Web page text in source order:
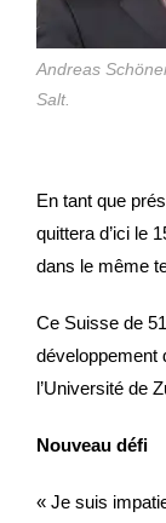
Andreas
Salt.
En tant que
quittera d’ici le
dans le même
Ce Suisse de
développement
l’Université de
Nouveau défi
« Je suis